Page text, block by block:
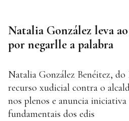
Natalia González leva
por negarlle a palabra
Natalia González Benéitez,
recurso xudicial contra o
nos plenos e anuncia
fundamentais dos edis